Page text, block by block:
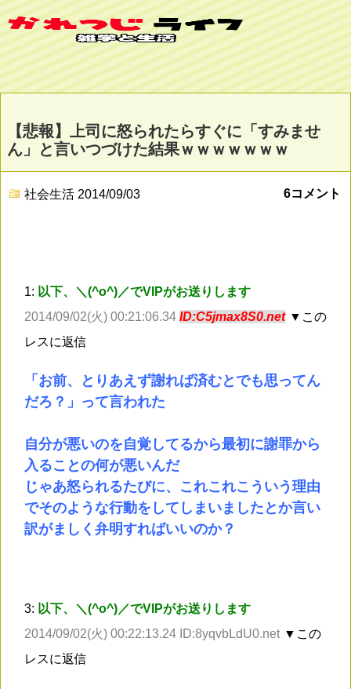
【悲報】上司に怒られたらすぐに「すみませ
ん」と言いつづけた結果ｗｗｗｗｗｗｗ
社会生活 2014/09/03 6コメント
1: 以下、＼(^o^)／でVIPがお送りします
2014/09/02(火) 00:21:06.34 ID:C5jmax8S0.net ▼この
レスに返信
「お前、とりあえず謝れば済むとでも思ってん
だろ？」って言われた
自分が悪いのを自覚してるから最初に謝罪から
入ることの何が悪いんだ
じゃあ怒られるたびに、これこれこういう理由
でそのような行動をしてしまいましたとか言い
訳がましく弁明すればいいのか？
3: 以下、＼(^o^)／でVIPがお送りします
2014/09/02(火) 00:22:13.24 ID:8yqvbLdU0.net ▼この
レスに返信